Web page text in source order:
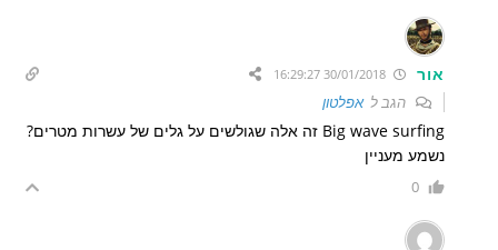
אור
הגב לאפלטון
Big wave surfing זה אלה שגולשים על גלים של עשרות מטרים?
נשמע מעניין
0